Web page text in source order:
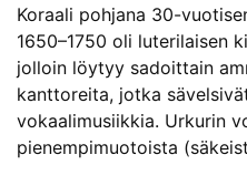
Koraali pohjana 30-
1650–1750 oli luterilaisen
jolloin löytyy sadoittain
kanttoreita, jotka
vokaalimusiikkia. Urkurin
pienempimuotoista